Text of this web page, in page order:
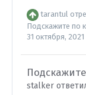
tarantul
Подскажите по
31 октября, 2021
stalker